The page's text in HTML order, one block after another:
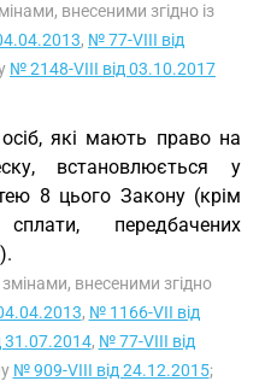
внесеними згідно із
, № 77-VIII від
№ 2148-VIII від 03.10.2017
які мають право на
встановлюється у
8 цього Закону (крім
передбачених
внесеними згідно
, № 1166-VII від
31.07.2014, № 77-VIII від
№ 909-VIII від 24.12.2015;